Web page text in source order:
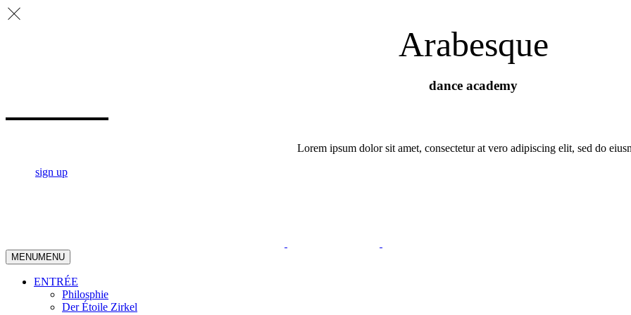
Arabesque
dance academy
Lorem ipsum dolor sit amet, consectetur at vero adipiscing elit, sed do
sign up
MENUMENU
ENTRÉE
Philosphie
Der Étoile Zirkel